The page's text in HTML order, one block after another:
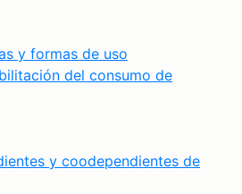
y formas de uso
del consumo de
y coodependientes de